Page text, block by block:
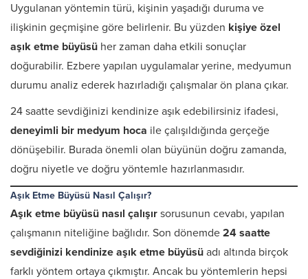
Uygulanan yöntemin türü, kişinin yaşadığı duruma ve
ilişkinin geçmişine göre belirlenir. Bu yüzden kişiye özel
aşık etme büyüsü her zaman daha etkili sonuçlar
doğurabilir. Ezbere yapılan uygulamalar yerine, medyumun
durumu analiz ederek hazırladığı çalışmalar ön plana çıkar.
24 saatte sevdiğinizi kendinize aşık edebilirsiniz ifadesi,
deneyimli bir medyum hoca ile çalışıldığında gerçeğe
dönüşebilir. Burada önemli olan büyünün doğru zamanda,
doğru niyetle ve doğru yöntemle hazırlanmasıdır.
Aşık Etme Büyüsü Nasıl Çalışır?
Aşık etme büyüsü nasıl çalışır sorusunun cevabı, yapılan
çalışmanın niteliğine bağlıdır. Son dönemde 24 saatte
sevdiğinizi kendinize aşık etme büyüsü adı altında birçok
farklı yöntem ortaya çıkmıştır. Ancak bu yöntemlerin hepsi